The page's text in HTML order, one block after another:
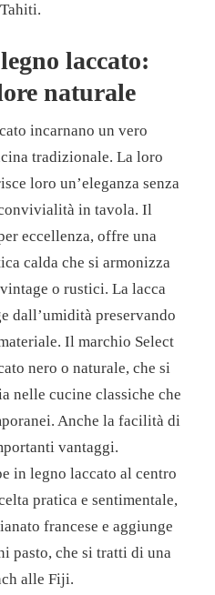
laccato:
naturale
incarnano un vero
tradizionale. La loro
loro un’eleganza senza
in tavola. Il
eccellenza, offre una
calda che si armonizza
o rustici. La lacca
dall’umidità preservando
Il marchio Select
nero o naturale, che si
nelle cucine classiche che
Anche la facilità di
vantaggi.
in legno laccato al centro
pratica e sentimentale,
francese e aggiunge
pasto, che si tratti di una
alle Fiji.